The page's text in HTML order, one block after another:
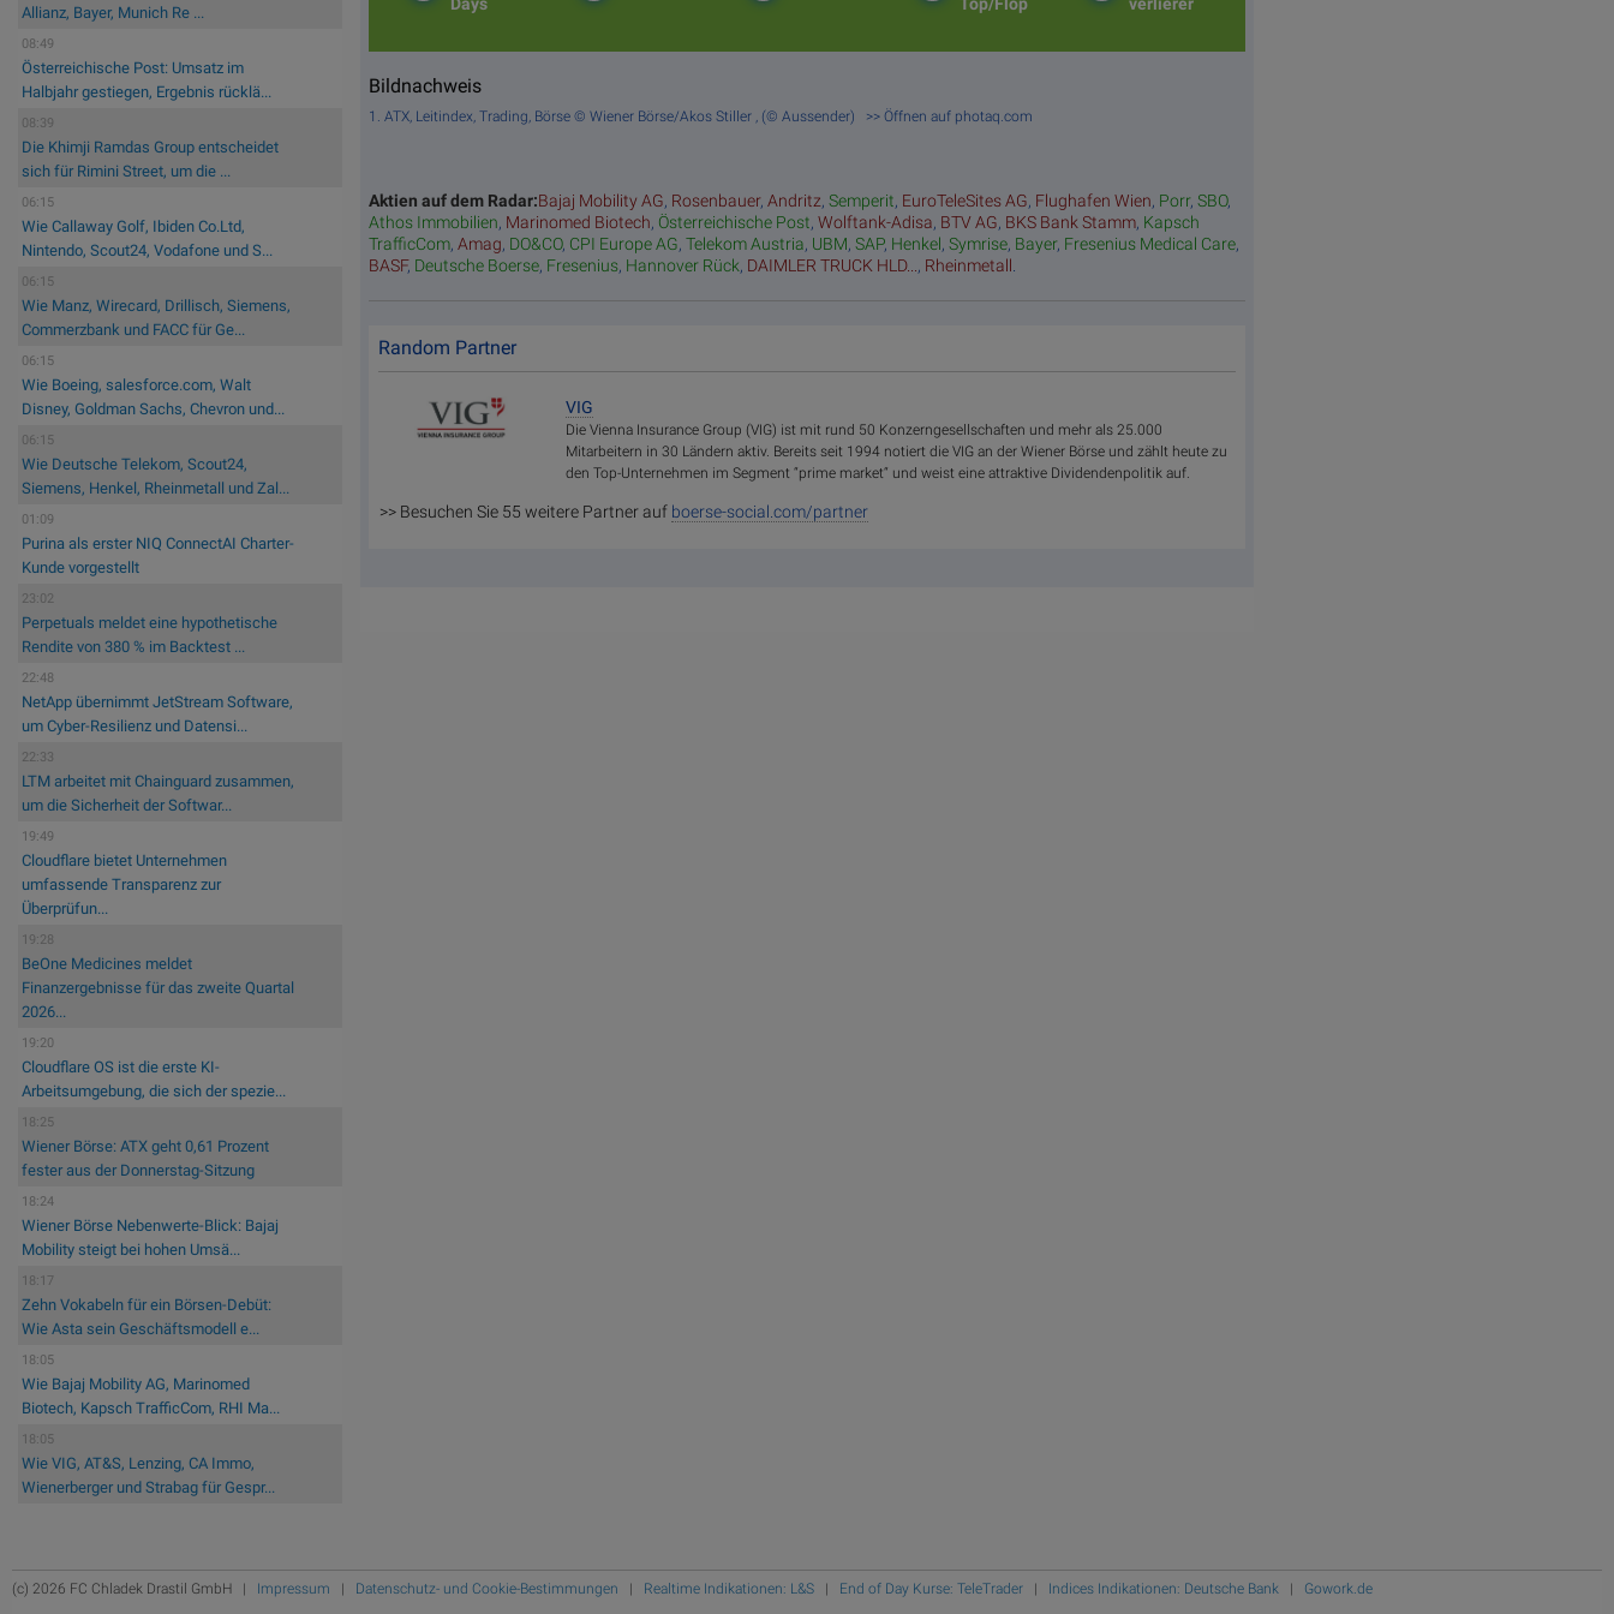
Allianz, Bayer, Munich Re ...
08:49
Österreichische Post: Umsatz im
Halbjahr gestiegen, Ergebnis rücklä...
08:39
Die Khimji Ramdas Group entscheidet
sich für Rimini Street, um die ...
06:15
Wie Callaway Golf, Ibiden Co.Ltd,
Nintendo, Scout24, Vodafone und S...
06:15
Wie Manz, Wirecard, Drillisch, Siemens,
Commerzbank und FACC für Ge...
06:15
Wie Boeing, salesforce.com, Walt
Disney, Goldman Sachs, Chevron und...
06:15
Wie Deutsche Telekom, Scout24,
Siemens, Henkel, Rheinmetall und Zal...
01:09
Purina als erster NIQ ConnectAI Charter-
Kunde vorgestellt
23:02
Perpetuals meldet eine hypothetische
Rendite von 380 % im Backtest ...
22:48
NetApp übernimmt JetStream Software,
um Cyber-Resilienz und Datensi...
22:33
LTM arbeitet mit Chainguard zusammen,
um die Sicherheit der Softwar...
19:49
Cloudflare bietet Unternehmen
umfassende Transparenz zur
Überprüfun...
19:28
BeOne Medicines meldet
Finanzergebnisse für das zweite Quartal
2026...
19:20
Cloudflare OS ist die erste KI-
Arbeitsumgebung, die sich der spezie...
18:25
Wiener Börse: ATX geht 0,61 Prozent
fester aus der Donnerstag-Sitzung
18:24
Wiener Börse Nebenwerte-Blick: Bajaj
Mobility steigt bei hohen Umsä...
18:17
Zehn Vokabeln für ein Börsen-Debüt:
Wie Asta sein Geschäftsmodell e...
18:05
Wie Bajaj Mobility AG, Marinomed
Biotech, Kapsch TrafficCom, RHI Ma...
18:05
Wie VIG, AT&S, Lenzing, CA Immo,
Wienerberger und Strabag für Gespr...
Bildnachweis
1. ATX, Leitindex, Trading, Börse © Wiener Börse/Akos Stiller , (© Aussender) >> Öffnen auf photaq.com
Aktien auf dem Radar:Bajaj Mobility AG, Rosenbauer,Andritz,Semperit, EuroTeleSites AG, Flughafen Wien, Porr,SBO,
Athos Immobilien, Marinomed Biotech, Österreichische Post,Wolftank-Adisa, BTV AG, BKS Bank Stamm, Kapsch
TrafficCom,Amag, DO&CO, CPI Europe AG,Telekom Austria, UBM,SAP, Henkel,Symrise, Bayer, Fresenius Medical Care,
BASF, Deutsche Boerse, Fresenius, Hannover Rück, DAIMLER TRUCK HLD..., Rheinmetall.
Random Partner
VIG
Die Vienna Insurance Group (VIG) ist mit rund 50 Konzerngesellschaften und mehr als 25.000
Mitarbeitern in 30 Ländern aktiv. Bereits seit 1994 notiert die VIG an der Wiener Börse und zählt heute zu
den Top-Unternehmen im Segment “prime market“ und weist eine attraktive Dividendenpolitik auf.
>> Besuchen Sie 55 weitere Partner auf boerse-social.com/partner
(c) 2026 FC Chladek Drastil GmbH | Impressum | Datenschutz- und Cookie-Bestimmungen | Realtime Indikationen: L&S | End of Day Kurse: TeleTrader | Indices Indikationen: Deutsche Bank | Gowork.de